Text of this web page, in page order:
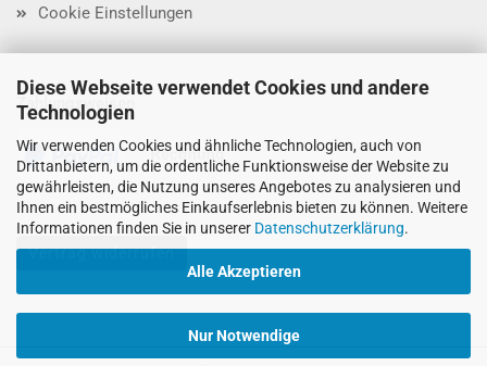
Diese Webseite verwendet Cookies und andere
Technologien
Wir verwenden Cookies und ähnliche Technologien, auch von
Drittanbietern, um die ordentliche Funktionsweise der Website zu
gewährleisten, die Nutzung unseres Angebotes zu analysieren und
Ihnen ein bestmögliches Einkaufserlebnis bieten zu können. Weitere
Informationen finden Sie in unserer Datenschutzerklärung.
Alle Akzeptieren
Nur Notwendige
Cookie Einstellungen
Zahlungsweisen
Vertrag widerrufen